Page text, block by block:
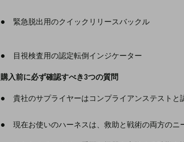
● 緊急脱出用のクイックリリースバックル
● 目視検査用の認定転倒インジケーター
購入前に必ず確認すべき3つの質問
● 貴社のサプライヤーはコンプライアンステストと
● 現在お使いのハーネスは、救助と戦術の両方のニ